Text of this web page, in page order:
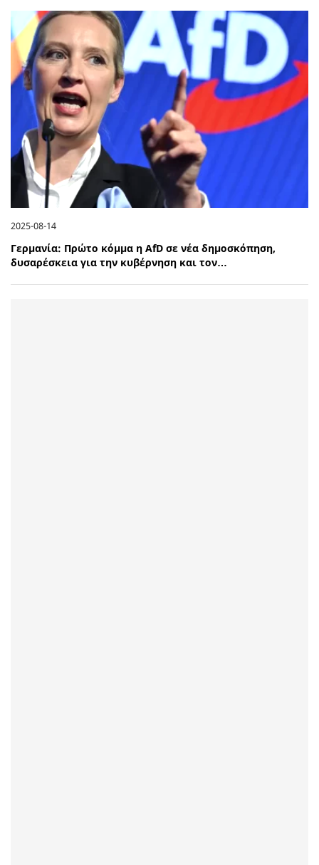
2025-08-14
Γερμανία: Πρώτο κόμμα η AfD σε νέα δημοσκόπηση,
δυσαρέσκεια για την κυβέρνηση και τον…